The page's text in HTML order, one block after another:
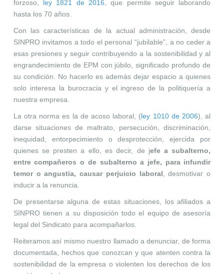
forzoso, ley 1821 de 2016 , que permite seguir laborando
hasta los 70 años.
Con las características de la actual administración, desde
SINPRO invitamos a todo el personal “jubilable”, a no ceder a
esas presiones y seguir contribuyendo a la sostenibilidad y al
engrandecimiento de EPM con júbilo, significado profundo de
su condición. No hacerlo es además dejar espacio a quienes
solo interesa la burocracia y el ingreso de la politiquería a
nuestra empresa.
La otra norma es la de acoso laboral, (ley 1010 de 2006), al
darse situaciones de maltrato, persecución, discriminación,
inequidad, entorpecimiento o desprotección, ejercida por
quienes se presten a ello, es decir, de jefe a subalterno,
entre compañeros o de subalterno a jefe, para infundir
temor o angustia, causar perjuicio laboral , desmotivar o
inducir a la renuncia.
De presentarse alguna de estas situaciones, los afiliados a
SINPRO tienen a su disposición todo el equipo de asesoría
legal del Sindicato para acompañarlos.
Reiteramos así mismo nuestro llamado a denunciar, de forma
documentada, hechos que conozcan y que atenten contra la
sostenibilidad de la empresa o violenten los derechos de los